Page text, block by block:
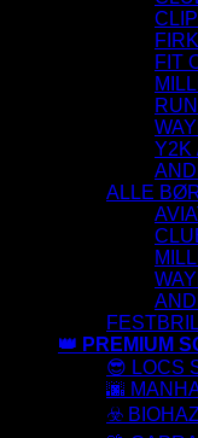
FIT
Y2K
ALLE
👑 PREMIUM
😎 LOCS
🌆
☣️